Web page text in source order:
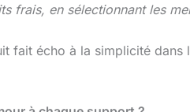
frais, en sélectionnant les
fait écho à la simplicité